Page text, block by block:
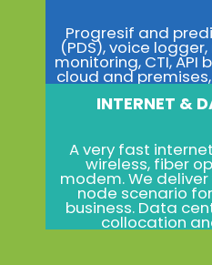
Progresif and
(PDS), voice
monitoring, CTI, API
cloud and
INTERNET &
A very fast
wireless, fiber
modem. We
node scenario
business. Data
collocation